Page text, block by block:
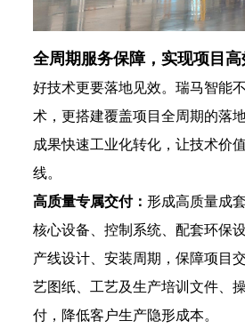
全周期服务保障，实现项目
好技术更要落地见效。瑞马智能
术，更搭建覆盖项目全周期的落
成果快速工业化转化，让技术价
线。
高质量专属交付：形成高质量成
核心设备、控制系统、配套环保
产线设计、安装周期，保障项目
艺图纸、工艺及生产培训文件、
付，降低客户生产隐形成本。